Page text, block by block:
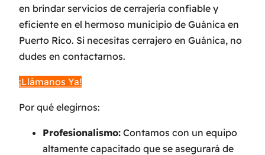
en brindar servicios de cerrajería confiable y
eficiente en el hermoso municipio de Guánica en
Puerto Rico. Si necesitas cerrajero en Guánica, no
dudes en contactarnos.
¡Llámanos Ya!
Por qué elegirnos:
Profesionalismo: Contamos con un equipo
altamente capacitado que se asegurará de